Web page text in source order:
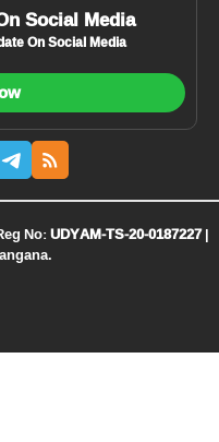
Social Media
On Social Media
No:UDYAM-TS-20-0187227|